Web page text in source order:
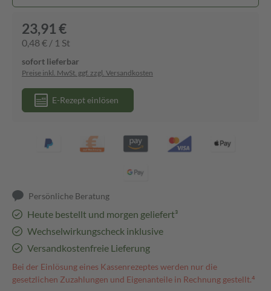
23,91 €
0,48 € / 1 St
sofort lieferbar
Preise inkl. MwSt. ggf. zzgl. Versandkosten
E-Rezept einlösen
Persönliche Beratung
Heute bestellt und morgen geliefert³
Wechselwirkungscheck inklusive
Versandkostenfreie Lieferung
Bei der Einlösung eines Kassenrezeptes werden nur die
gesetzlichen Zuzahlungen und Eigenanteile in Rechnung gestellt.⁴